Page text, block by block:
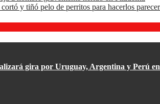
y tiñó pelo de perritos para hacerlos
gira por Uruguay, Argentina y Perú